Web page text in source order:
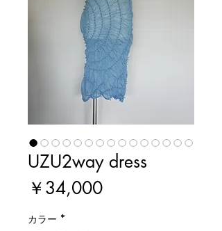
UZU2way dress
￥34,000価
カラー *